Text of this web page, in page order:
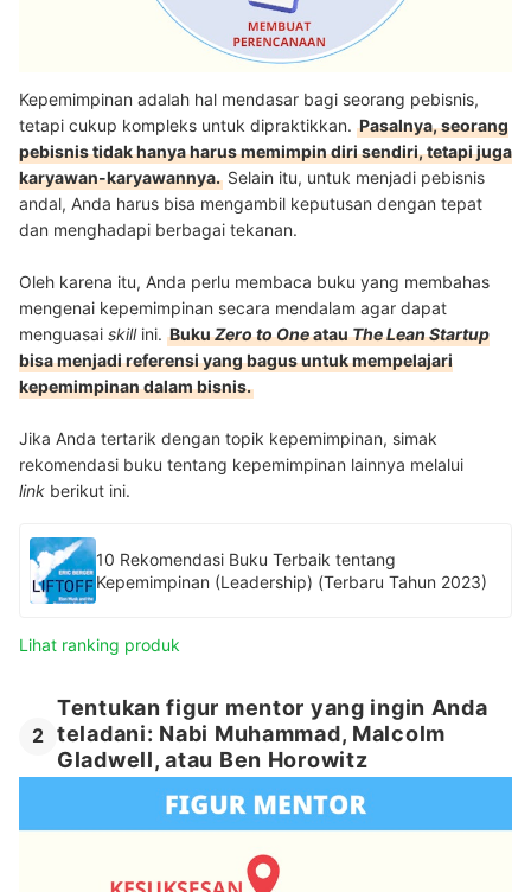
Kepemimpinan adalah hal mendasar bagi seorang pebisnis,
tetapi cukup kompleks untuk dipraktikkan. Pasalnya, seorang
pebisnis tidak hanya harus memimpin diri sendiri, tetapi juga
karyawan-karyawannya. Selain itu, untuk menjadi pebisnis
andal, Anda harus bisa mengambil keputusan dengan tepat
dan menghadapi berbagai tekanan.
Oleh karena itu, Anda perlu membaca buku yang membahas
mengenai kepemimpinan secara mendalam agar dapat
menguasai skill ini. BukuZero to OneatauThe Lean Startup
bisa menjadi referensi yang bagus untuk mempelajari
kepemimpinan dalam bisnis.
Jika Anda tertarik dengan topik kepemimpinan, simak
rekomendasi buku tentang kepemimpinan lainnya melalui
link berikut ini.
10 Rekomendasi Buku Terbaik tentang
Kepemimpinan (Leadership) (Terbaru Tahun 2023)
Lihat ranking produk
2
Tentukan figur mentor yang ingin Anda
teladani: Nabi Muhammad, Malcolm
Gladwell, atau Ben Horowitz